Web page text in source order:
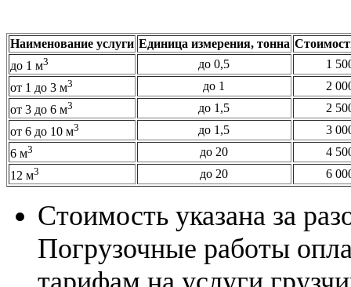
Наименование услуги Единица измерения, тонна
до 1 м3 до 0,5
1
от 1 до 3 м3 до 1
2
от 3 до 6 м3 до 1,5
2
от 6 до 10 м3 до 1,5
3
6 м3 до 20
4
12 м3 до 20 6
Стоимость указана за
Погрузочные работы